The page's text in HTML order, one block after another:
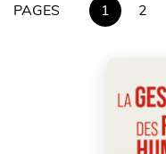
PAGES 1 2